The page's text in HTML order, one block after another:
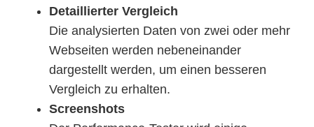
Detaillierter Vergleich
Die analysierten Daten von zwei oder mehr
Webseiten werden nebeneinander
dargestellt werden, um einen besseren
Vergleich zu erhalten.
Screenshots